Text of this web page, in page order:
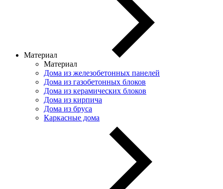
Материал
Материал
Дома из железобетонных панелей
Дома из газобетонных блоков
Дома из керамических блоков
Дома из кирпича
Дома из бруса
Каркасные дома